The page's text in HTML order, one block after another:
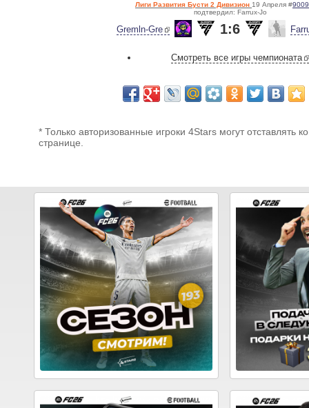
Лиги Развития Бусти 2 Дивизион 19 Апреля #
подтвердил: Farrux-Jo
Gremln-Gre 1:6
Смотреть все игры чемпионата
* Только авторизованные игроки 4Stars могут отставлять
странице.